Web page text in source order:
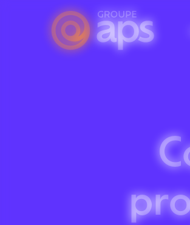
Panneau de gestion des cookies